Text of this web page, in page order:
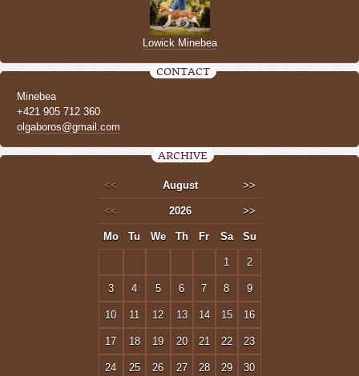
Lowick Minebea
CONTACT
Minebea
+421 905 712 360
olgaboros@gmail.com
ARCHIVE
<< August >>
<< 2026 >>
Mo Tu We Th Fr Sa Su
1 2
3 4 5 6 7 8 9
10 11 12 13 14 15 16
17 18 19 20 21 22 23
24 25 26 27 28 29 30